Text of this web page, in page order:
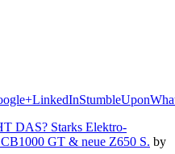
LinkedInStumbleUpon
DAS? Starks Elektro-
GT & neue Z650 S. by